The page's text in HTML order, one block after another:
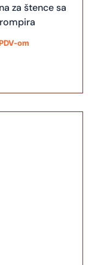
za štence sa
om